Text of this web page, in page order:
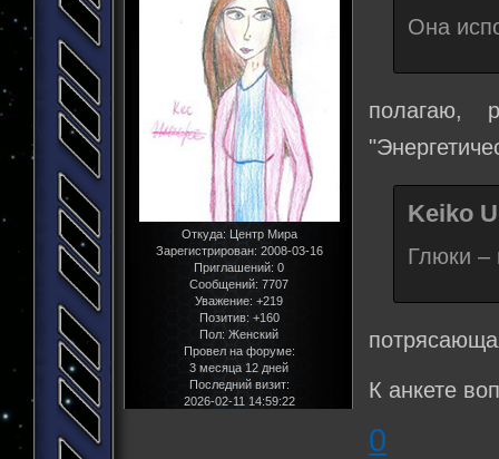
Откуда:Центр Мира
Зарегистрирован: 2008-03-16
Приглашений: 0
Сообщений: 7707
Уважение: +219
Позитив: +160
Пол:Женский
Провел на форуме:
3 месяца 12 дней
Последний визит:
2026-02-11 14:59:22
Она
полагаю,
Keiko
Глюки –
К анкете
0